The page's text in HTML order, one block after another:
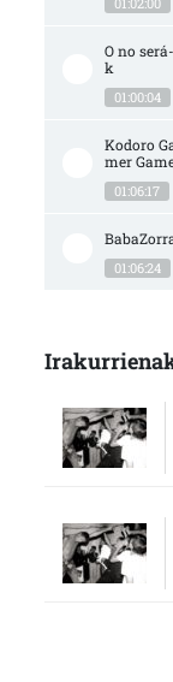
O no
k
01:00:04
Kodoro
mer
01:06:17
01:06:24